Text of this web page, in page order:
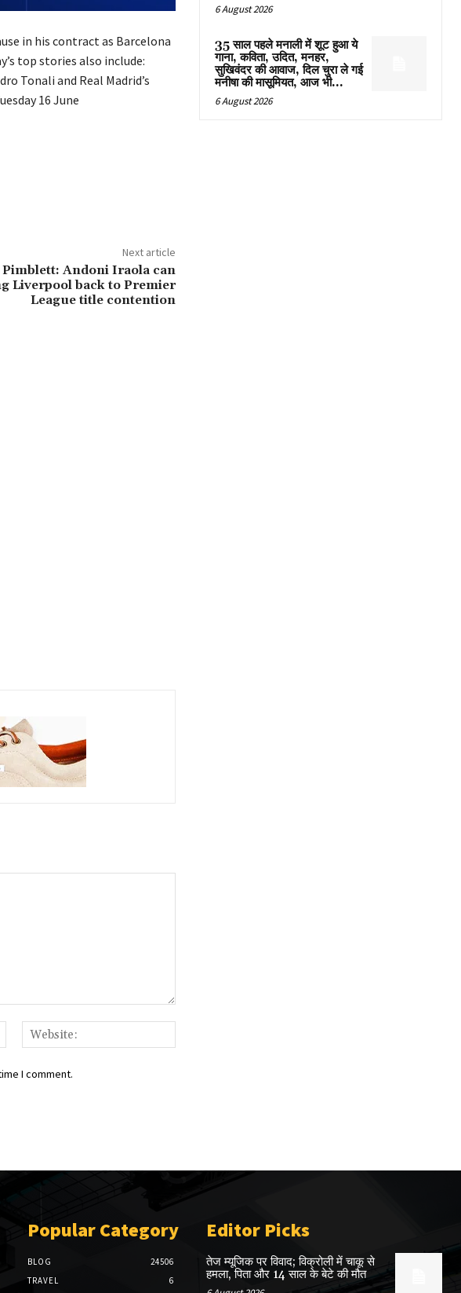
in his contract as Barcelona
top stories also include:
Tonali and Real Madrid’s
16 June
Next article
Pimblett: Andoni Iraola can
Liverpool back to Premier
League title contention
Email:*
I comment.
6 August 2026
35 साल पहले मनाली में शूट हुआ ये
गाना, कविता, उदित, मनहर,
सुखिवंदर की आवाज, दिल चुरा ले गई
मनीषा की मासूमियत, आज भी...
6 August 2026
Popular Category
BLOG
24506
TRAVEL
6
Editor Picks
तेज म्यूजिक पर विवाद; विक्रोली में चाकू से
हमला, पिता और 14 साल के बेटे की मौत